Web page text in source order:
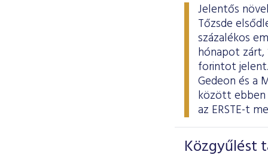
Jelentős
Tőzsde
százalékos
hónapot zárt,
forintot
Gedeon és a
között ebben
az ERSTE-t
Közgyűlést